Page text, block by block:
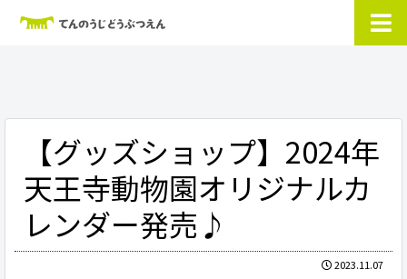
【グッズショップ】2024年
天王寺動物園オリジナルカ
レンダー発売♪
2023.11.07